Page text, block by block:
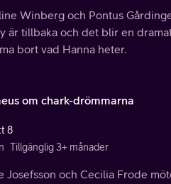
Winberg och Pontus
är tillbaka och det blir en
bort vad Hanna heter.
om chark-drömmarna
8
Tillgänglig 3+ månader
Josefsson och Cecilia Frode